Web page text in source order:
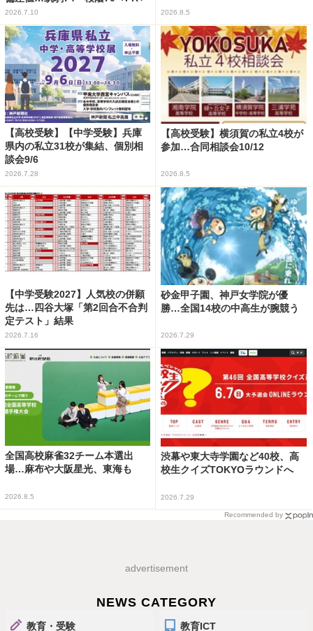
2026.7.10 2026.8.5
【高校受験】【中学受験】兵庫
県内の私立31校が集結、個別相
談会9/6
2026.7.28
【高校受験】横須賀の私立4校が
参加…合同相談会10/12
2026.8.5
【中学受験2027】人気校の併願
先は…四谷大塚「第2回合不合判
定テスト」結果
2026.7.16
砂金甲子園、神戸女学院が優
勝…全国14校の中高生が腕競う
2026.7.29
全国高校麻雀32チーム本選出
場…麻布や大阪星光、東海も
2026.8.5
渋幕や東大寺学園など40校、高
校生クイズTOKYOラウンドへ
2026.7.29
Recommended by
advertisement
NEWS CATEGORY
教育・受験 教育ICT